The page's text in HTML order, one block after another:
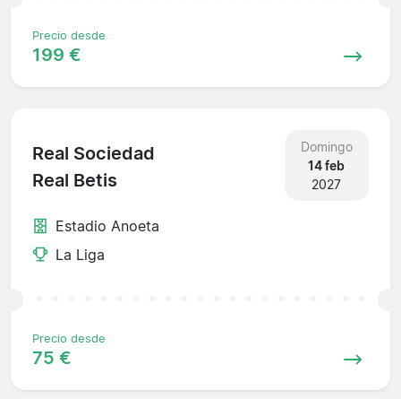
Precio desde
199 €
Real Sociedad
Real Betis
Domingo
14 feb
2027
Estadio Anoeta
La Liga
Precio desde
75 €